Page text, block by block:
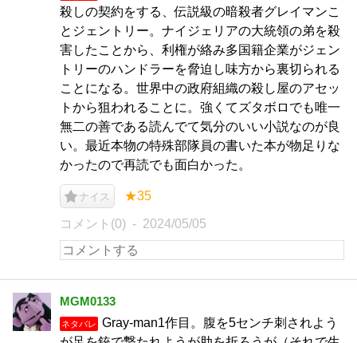
殺しの契約をする、伝説級の暗殺者グレイマンこ
とジェントリー。ナイジェリアの大統領の弟を殺
害したことから、利権が絡み多国籍企業がジェン
トリーのハンドラーを脅迫し味方から裏切られる
ことになる。世界中の政府組織の殺し屋のアセッ
トから狙われることに。強くてズタボロでも唯一
無二の善である読んでて気分のいい小説なのが良
い。最近本物の特殊部隊員の書いた本が物足りな
かったので再読でも面白かった。
ナイス ★35
コメント(0) 2024/05/05
MGM0133
ネタバレ
Gray-man1作目。腹を5センチ刺されよう